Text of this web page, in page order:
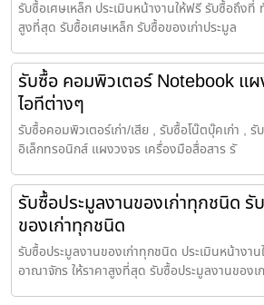
รับซื้อเศษเหล็ก ประเมินหน้างานให้ฟรี รับซื้อถึงที่
สูงที่สุด รับซื้อเศษเหล็ก รับซื้อของเก่าประมูล
รับซื้อ คอมพิวเตอร์ Notebook แ
ไอทีต่างๆ
รับซื้อคอมพิวเตอร์เก่า/เสีย , รับซื้อโน๊ตบุ๊คเก่า ,
อิเล็กทรอนิกส์ แผงวงจร เครื่องมือสื่อสาร รั
รับซื้อประมูลงานของเก่าทุกชนิด รั
ของเก่าทุกชนิด
รับซื้อประมูลงานของเก่าทุกชนิด ประเมินหน้างา
อาณาจักร ให้ราคาสูงที่สุด รับซื้อประมูลงานของเก